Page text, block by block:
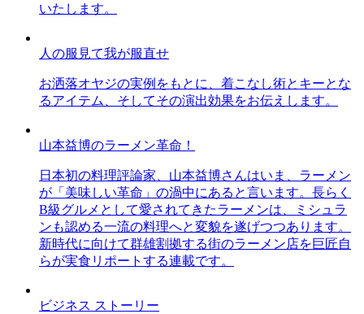
いたします。
人の服見て我が服直せ
お洒落オヤジの実例をもとに、着こなし術とキーとな
るアイテム、そしてその演出効果をお伝えします。
山本益博のラーメン革命！
日本初の料理評論家、山本益博さんはいま、ラーメン
が「美味しい革命」の渦中にあると言います。長らく
B級グルメとして愛されてきたラーメンは、ミシュラ
ンも認める一流の料理へと変貌を遂げつつあります。
新時代に向けて群雄割拠する街のラーメン店を巨匠自
らが実食リポートする連載です。
ビジネス ストーリー